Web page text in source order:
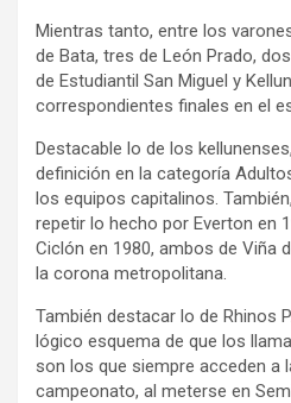
Mientras tanto, entre los
de Bata, tres de León Prado,
de Estudiantil San Miguel y
correspondientes finales en el
Destacable lo de los
definición en la categoría
los equipos capitalinos.
repetir lo hecho por Everton en
Ciclón en 1980, ambos de Viña
la corona metropolitana.
También destacar lo de Rhinos
lógico esquema de que los
son los que siempre acceden a
campeonato, al meterse en